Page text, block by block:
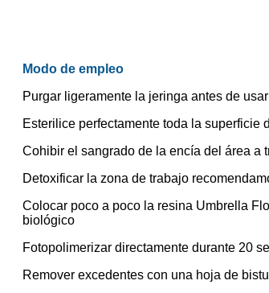
Modo de empleo
Purgar ligeramente la jeringa antes de
Esterilice perfectamente toda la superficie
Cohibir el sangrado de la encía del área a
Detoxificar la zona de trabajo
Colocar poco a poco la resina Umbrella
biológico
Fotopolimerizar directamente durante 20
Remover excedentes con una hoja de